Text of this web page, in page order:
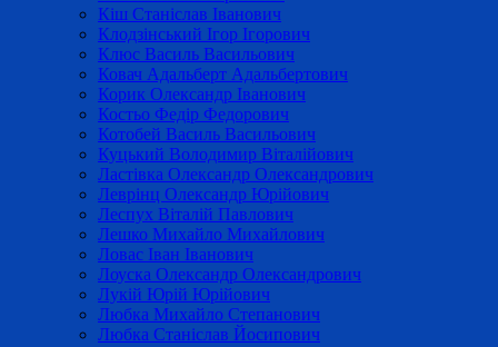
Кіш Станіслав Іванович
Клодзінський Ігор Ігорович
Клюс Василь Васильович
Ковач Адальберт Адальбертович
Корик Олександр Іванович
Костьо Федір Федорович
Котобей Василь Васильович
Куцький Володимир Віталійович
Ластівка Олександр Олександрович
Леврінц Олександр Юрійович
Леспух Віталій Павлович
Лешко Михайло Михайлович
Ловас Іван Іванович
Лоуска Олександр Олександрович
Лукій Юрій Юрійович
Любка Михайло Степанович
Любка Станіслав Йосипович